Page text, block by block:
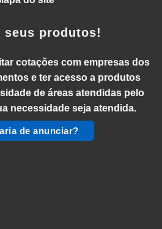
seus produtos!
cotações com empresas dos
e ter acesso a produtos
de áreas atendidas pelo
necessidade seja atendida.
de anunciar?